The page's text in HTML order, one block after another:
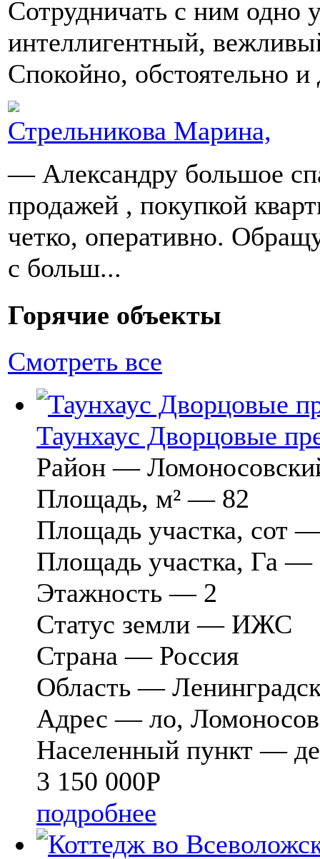
Сотрудничать с ним одно
интеллигентный,
Спокойно, обстоятельно и
Стрельникова Марина,
— Александру большое
продажей , покупкой
четко, оперативно.
с больш...
Горячие объекты
Смотреть все
Таунхаус Дворцовые
Район —
Площадь, м² — 82
Площадь участка, сот
Площадь участка, Га —
Этажность — 2
Cтатус земли — ИЖС
Страна — Россия
Область —
Адрес — ло,
Населенный пункт —
3 150 000Р
подробнее